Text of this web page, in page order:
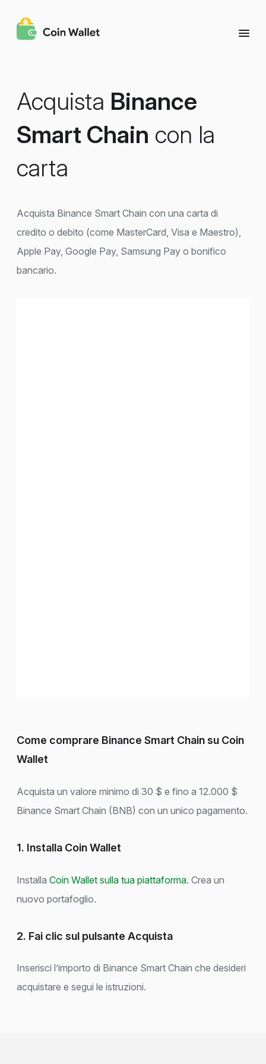
Acquista Binance
Smart Chain con la
carta
Acquista Binance Smart Chain con una carta di
credito o debito (come MasterCard, Visa e Maestro),
Apple Pay, Google Pay, Samsung Pay o bonifico
bancario.
Come comprare Binance Smart Chain su Coin
Wallet
Acquista un valore minimo di 30 $ e fino a 12.000 $
Binance Smart Chain (BNB) con un unico pagamento.
1. Installa Coin Wallet
Installa Coin Wallet sulla tua piattaforma. Crea un
nuovo portafoglio.
2. Fai clic sul pulsante Acquista
Inserisci l’importo di Binance Smart Chain che desideri
acquistare e segui le istruzioni.